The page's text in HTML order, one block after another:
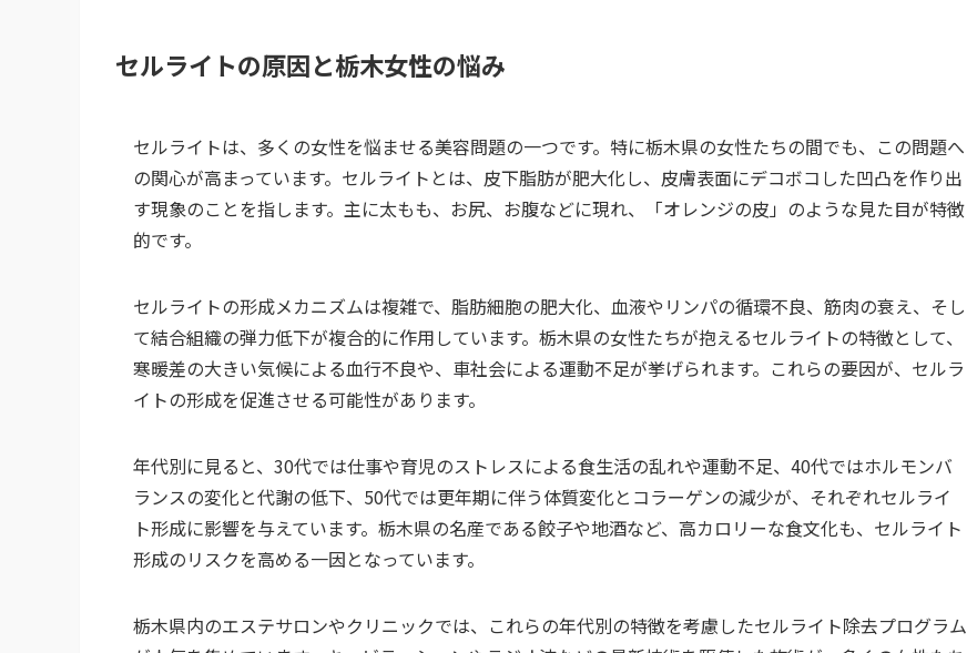
セルライトの原因と栃木女性の悩み
セルライトは、多くの女性を悩ませる美容問題の一つです。特に栃木県の女性たちの間でも、この問題へ
の関心が高まっています。セルライトとは、皮下脂肪が肥大化し、皮膚表面にデコボコした凹凸を作り出
す現象のことを指します。主に太もも、お尻、お腹などに現れ、「オレンジの皮」のような見た目が特徴
的です。
セルライトの形成メカニズムは複雑で、脂肪細胞の肥大化、血液やリンパの循環不良、筋肉の衰え、そし
て結合組織の弾力低下が複合的に作用しています。栃木県の女性たちが抱えるセルライトの特徴として、
寒暖差の大きい気候による血行不良や、車社会による運動不足が挙げられます。これらの要因が、セルラ
イトの形成を促進させる可能性があります。
年代別に見ると、30代では仕事や育児のストレスによる食生活の乱れや運動不足、40代ではホルモンバ
ランスの変化と代謝の低下、50代では更年期に伴う体質変化とコラーゲンの減少が、それぞれセルライ
ト形成に影響を与えています。栃木県の名産である餃子や地酒など、高カロリーな食文化も、セルライト
形成のリスクを高める一因となっています。
栃木県内のエステサロンやクリニックでは、これらの年代別の特徴を考慮したセルライト除去プログラム